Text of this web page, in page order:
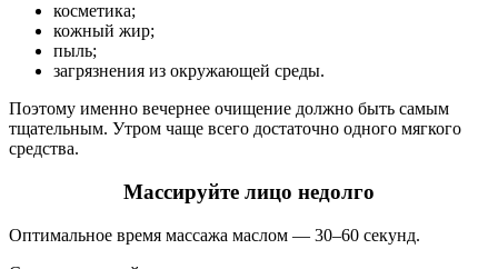
косметика;
кожный жир;
пыль;
загрязнения из окружающей среды.
Поэтому именно вечернее очищение должно быть самым
тщательным. Утром чаще всего достаточно одного мягкого
средства.
Массируйте лицо недолго
Оптимальное время массажа маслом — 30–60 секунд.